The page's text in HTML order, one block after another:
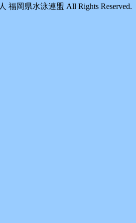
福岡県水泳連盟 All Rights Reserved.